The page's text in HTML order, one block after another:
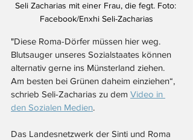
Seli Zacharias mit einer Frau, die fegt. Foto:
Facebook/Enxhi Seli-Zacharias
"Diese Roma-Dörfer müssen hier weg.
Blutsauger unseres Sozialstaates können
alternativ gerne ins Münsterland ziehen.
Am besten bei Grünen daheim einziehen“,
schrieb Seli-Zacharias zu dem Video in
den Sozialen Medien.
Das Landesnetzwerk der Sinti und Roma